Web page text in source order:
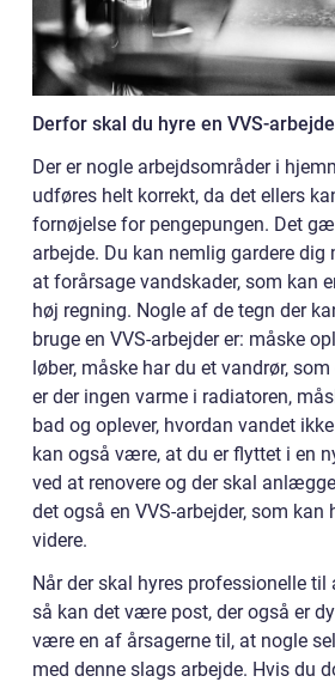
Derfor skal du hyre en VVS-
Der er nogle arbejdsområder i
udføres helt korrekt, da det ellers
fornøjelse for pengepungen. Det
arbejde. Du kan nemlig gardere dig
at forårsage vandskader, som kan
høj regning. Nogle af de tegn der
bruge en VVS-arbejder er: måske
løber, måske har du et vandrør,
er der ingen varme i radiatoren,
bad og oplever, hvordan vandet
kan også være, at du er flyttet i en
ved at renovere og der skal
det også en VVS-arbejder, som
videre.
Når der skal hyres professionelle til
så kan det være post, der også er
være en af årsagerne til, at nogle
med denne slags arbejde. Hvis du